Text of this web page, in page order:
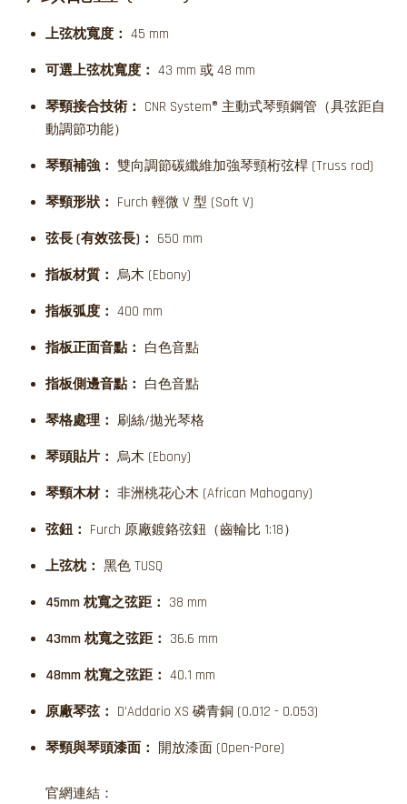
上弦枕寬度： 45 mm
可選上弦枕寬度： 43 mm 或 48 mm
琴頸接合技術： CNR System® 主動式琴頸鋼管（具弦距自
動調節功能）
琴頸補強： 雙向調節碳纖維加強琴頸桁弦桿 (Truss rod)
琴頸形狀： Furch 輕微 V 型 (Soft V)
弦長 (有效弦長)： 650 mm
指板材質： 烏木 (Ebony)
指板弧度： 400 mm
指板正面音點： 白色音點
指板側邊音點： 白色音點
琴格處理： 刷絲/拋光琴格
琴頭貼片： 烏木 (Ebony)
琴頸木材： 非洲桃花心木 (African Mahogany)
弦鈕： Furch 原廠鍍鉻弦鈕（齒輪比 1:18）
上弦枕： 黑色 TUSQ
45mm 枕寬之弦距： 38 mm
43mm 枕寬之弦距： 36.6 mm
48mm 枕寬之弦距： 40.1 mm
原廠琴弦： D'Addario XS 磷青銅 (0.012 - 0.053)
琴頸與琴頭漆面： 開放漆面 (Open-Pore)
官網連結：